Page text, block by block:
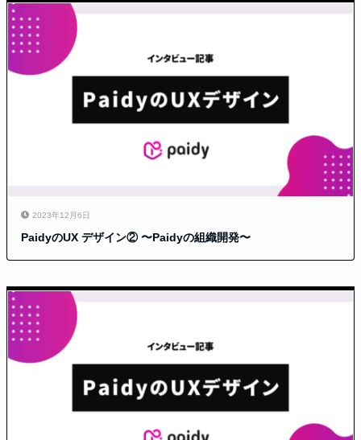
2023年12月6日
PaidyのUX デザイン② 〜Paidyの組織開発〜